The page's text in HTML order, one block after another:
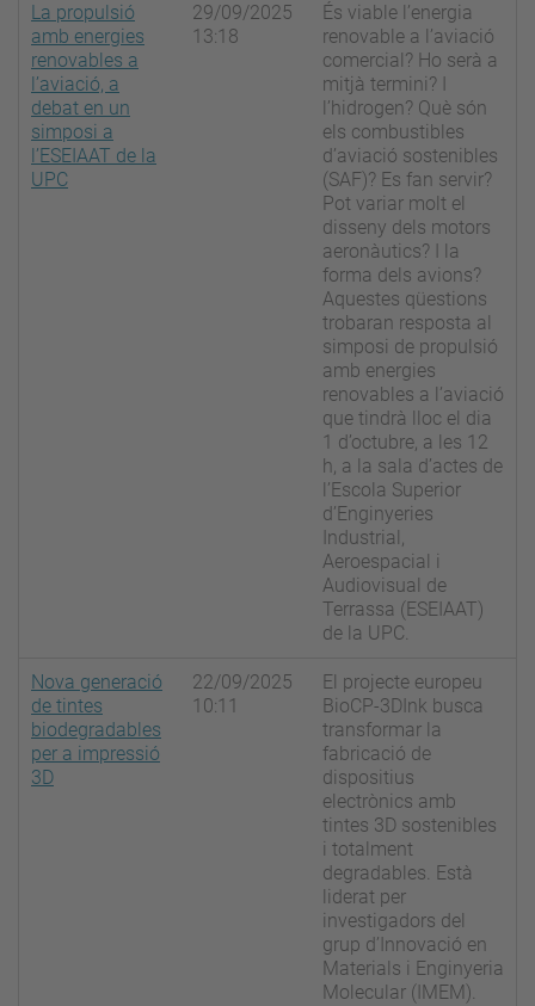
La propulsió
amb energies
renovables a
l’aviació, a
debat en un
simposi a
l’ESEIAAT de la
UPC
29/09/2025
13:18
És viable l’energia
renovable a l’aviació
comercial? Ho serà a
mitjà termini? I
l’hidrogen? Què són
els combustibles
d’aviació sostenibles
(SAF)? Es fan servir?
Pot variar molt el
disseny dels motors
aeronàutics? I la
forma dels avions?
Aquestes qüestions
trobaran resposta al
simposi de propulsió
amb energies
renovables a l’aviació
que tindrà lloc el dia
1 d’octubre, a les 12
h, a la sala d’actes de
l’Escola Superior
d’Enginyeries
Industrial,
Aeroespacial i
Audiovisual de
Terrassa (ESEIAAT)
de la UPC.
Nova generació
de tintes
biodegradables
per a impressió
3D
22/09/2025
10:11
El projecte europeu
BioCP-3DInk busca
transformar la
fabricació de
dispositius
electrònics amb
tintes 3D sostenibles
i totalment
degradables. Està
liderat per
investigadors del
grup d’Innovació en
Materials i Enginyeria
Molecular (IMEM).